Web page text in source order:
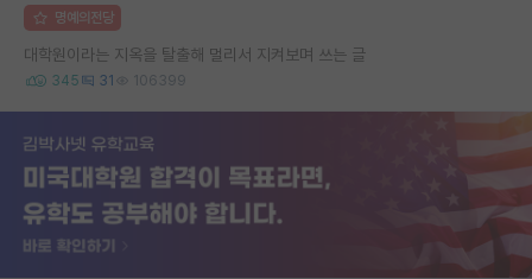
명예의전당
대학원이라는 지옥을 탈출해 멀리서 지켜보며 쓰는 글
345 31 106399